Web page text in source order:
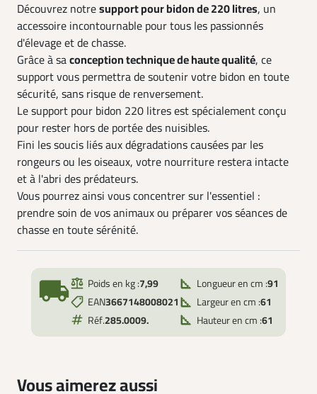
Découvrez notresupport pour bidon de 220 litres, un
accessoire incontournable pour tous les passionnés
d'élevage et de chasse.
Grâce à saconception technique de haute qualité, ce
support vous permettra de soutenir votre bidon en toute
sécurité, sans risque de renversement.
Le support pour bidon 220 litres est spécialement conçu
pour rester hors de portée des nuisibles.
Fini les soucis liés aux dégradations causées par les
rongeurs ou les oiseaux, votre nourriture restera intacte
et à l'abri des prédateurs.
Vous pourrez ainsi vous concentrer sur l'essentiel :
prendre soin de vos animaux ou préparer vos séances de
chasse en toute sérénité.
local_shipping Poids en kg :7,99
EAN3667148008021
Réf.285.0009.
Longueur en cm :91
Largeur en cm :61
Hauteur en cm :61
Vous aimerez aussi